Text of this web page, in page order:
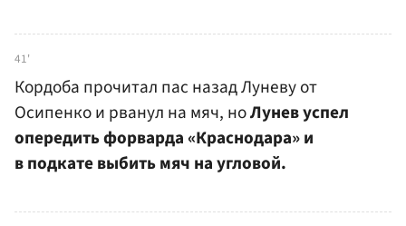
41'
Кордоба прочитал пас назад Луневу от
Осипенко и рванул на мяч, ноЛунев успел
опередить форварда «Краснодара» и
в подкате выбить мяч на угловой.